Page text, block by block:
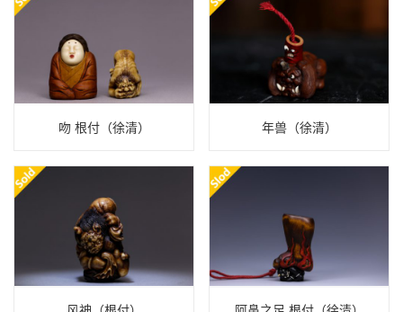
吻 根付（徐清） 年兽（徐清）